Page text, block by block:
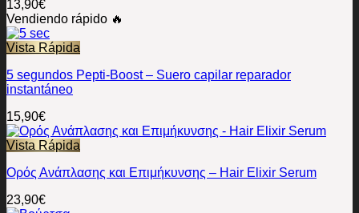
13,90€
Vendiendo rápido 🔥
Vista Rápida
5 segundos Pepti-Boost – Suero capilar reparador
instantáneo
15,90€
Vista Rápida
Ορός Ανάπλασης και Επιμήκυνσης – Hair Elixir Serum
23,90€